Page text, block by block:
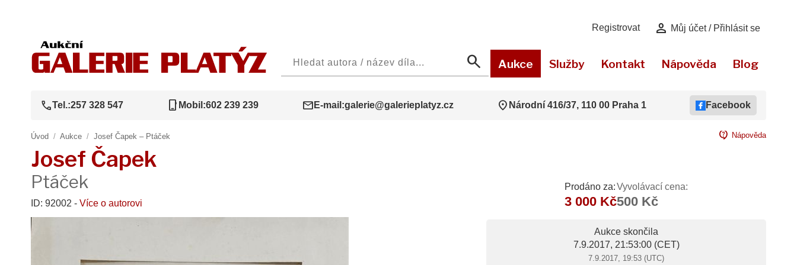
Registrovat person Můj účet / Přihlásit se
search Aukce Služby Kontakt Nápověda Blog
callTel.:257 328 547 phone_iphone Mobil:602 239 239 mail E-mail:galerie@galerieplatyz.cz location_on Národní 416/37, 110 00 Praha 1 Facebook
Úvod / Aukce / Josef Čapek – Ptáček contact_support Nápověda
Josef Čapek
Ptáček
ID: 92002 - Více o autorovi
Prodáno za:
3 000 Kč
Vyvolávací cena:
500 Kč
Aukce skončila
7.9.2017, 21:53:00(CET)
7.9.2017, 19:53 (UTC)